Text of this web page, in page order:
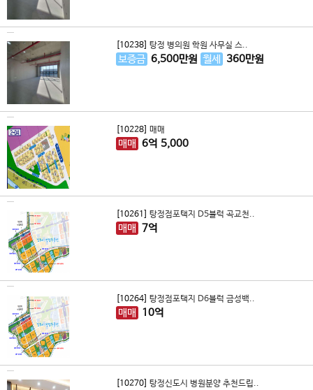
[10238] 탕정 병의원 학원 사무실 스..
보증금 6,500만원 월세 360만원
[10228] 매매
매매 6억 5,000
[10261] 탕정점포택지 D5블럭 곡교천..
매매 7억
[10264] 탕정점포택지 D6블럭 금성백..
매매 10억
[10270] 탕정신도시 병원분양 추천드립..